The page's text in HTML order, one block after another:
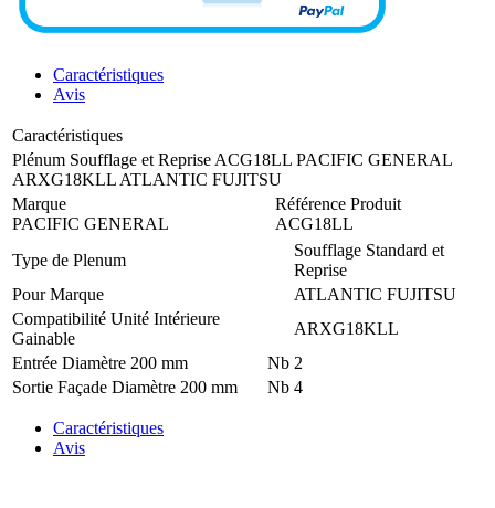
Caractéristiques
Avis
Caractéristiques
Plénum Soufflage et Reprise ACG18LL PACIFIC GENERAL
ARXG18KLL ATLANTIC FUJITSU
Marque
PACIFIC GENERAL
Référence Produit
ACG18LL
Type de Plenum
Soufflage Standard et
Reprise
Pour Marque
ATLANTIC FUJITSU
Compatibilité Unité Intérieure
Gainable
ARXG18KLL
Entrée Diamètre 200 mm
Nb 2
Sortie Façade Diamètre 200 mm
Nb 4
Caractéristiques
Avis